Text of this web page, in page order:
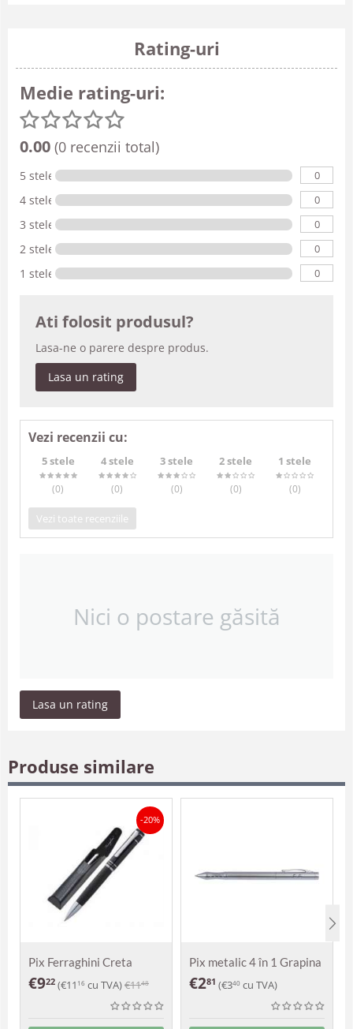
Rating-uri
Medie rating-uri:
0.00 (0 recenzii total)
5 stele 0
4 stele 0
3 stele 0
2 stele 0
1 stele 0
Ati folosit produsul?
Lasa-ne o parere despre produs.
Lasa un rating
Vezi recenzii cu:
5 stele
(0)
4 stele
(0)
3 stele
(0)
2 stele
(0)
1 stele
(0)
Vezi toate recenziile
Nici o postare găsită
Lasa un rating
Produse similare
-20%
Pix Ferraghini Creta
€922 (€11 16 cu TVA)€1148
Pix metalic 4 în 1 Grapina
€281 (€340 cu TVA)